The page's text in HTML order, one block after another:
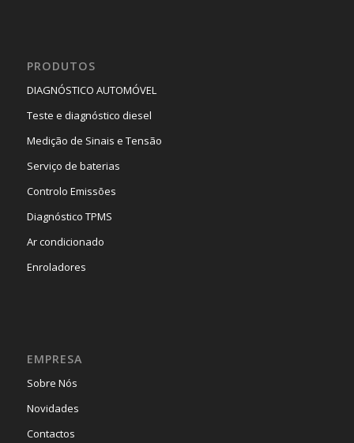
PRODUTOS
DIAGNÓSTICO AUTOMÓVEL
Teste e diagnóstico diesel
Medição de Sinais e Tensão
Serviço de baterias
Controlo Emissões
Diagnóstico TPMS
Ar condicionado
Enroladores
EMPRESA
Sobre Nós
Novidades
Contactos